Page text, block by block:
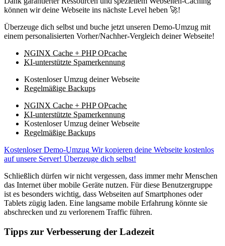
können wir deine Webseite ins nächste Level heben 🚀!
Überzeuge dich selbst und buche jetzt unseren Demo-Umzug mit
einem personalisierten Vorher/Nachher-Vergleich deiner Webseite!
NGINX Cache + PHP OPcache
KI-unterstützte Spamerkennung
Kostenloser Umzug deiner Webseite
Regelmäßige Backups
NGINX Cache + PHP OPcache
KI-unterstützte Spamerkennung
Kostenloser Umzug deiner Webseite
Regelmäßige Backups
Kostenloser Demo-Umzug Wir kopieren deine Webseite kostenlos
auf unsere Server! Überzeuge dich selbst!
Schließlich dürfen wir nicht vergessen, dass immer mehr Menschen
das Internet über mobile Geräte nutzen. Für diese Benutzergruppe
ist es besonders wichtig, dass Webseiten auf Smartphones oder
Tablets zügig laden. Eine langsame mobile Erfahrung könnte sie
abschrecken und zu verlorenem Traffic führen.
Tipps zur Verbesserung der Ladezeit